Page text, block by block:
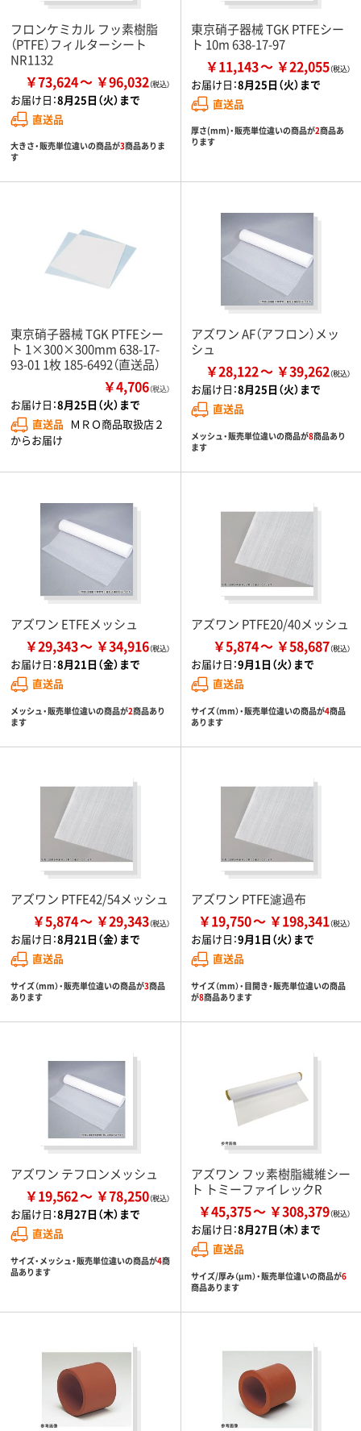
フロンケミカル フッ素樹脂
（PTFE）フィルターシート
NR1132
￥73,624 ￥96,032
お届け日：8月25日（火）まで
直送品
大きさ・販売単位違いの商品が3商品ありま
す
東京硝子器械 TGK PTFEシー
ト 10m 638-17-97
￥11,143 ￥22,055
お届け日：8月25日（火）まで
直送品
厚さ(mm)・販売単位違いの商品が2商品あ
ります
東京硝子器械 TGK PTFEシー
ト 1×300×300mm 638-17-
93-01 1枚 185-6492（直送品）
￥4,706（税込）
お届け日：8月25日（火）まで
直送品 ＭＲＯ商品取扱店２
からお届け
アズワン AF（アフロン）メッ
シュ
￥28,122 ￥39,262
お届け日：8月25日（火）まで
直送品
メッシュ・販売単位違いの商品が8商品あり
ます
アズワン ETFEメッシュ
￥29,343 ￥34,916
お届け日：8月21日（金）まで
直送品
メッシュ・販売単位違いの商品が2商品あり
ます
アズワン PTFE20/40メッシュ
￥5,874 ￥58,687
お届け日：9月1日（火）まで
直送品
サイズ（mm）・販売単位違いの商品が4商品
あります
アズワン PTFE42/54メッシュ
￥5,874 ￥29,343
お届け日：8月21日（金）まで
直送品
サイズ（mm）・販売単位違いの商品が3商品
あります
アズワン PTFE濾過布
￥19,750 ￥198,341
お届け日：9月1日（火）まで
直送品
サイズ（mm）・目開き・販売単位違いの商品
が8商品あります
アズワン テフロンメッシュ
￥19,562 ￥78,250
お届け日：8月27日（木）まで
直送品
サイズ・メッシュ・販売単位違いの商品が4商
品あります
アズワン フッ素樹脂繊維シー
ト トミーファイレックR
￥45,375 ￥308,379
お届け日：8月27日（木）まで
直送品
サイズ/厚み（μm）・販売単位違いの商品が6
商品あります